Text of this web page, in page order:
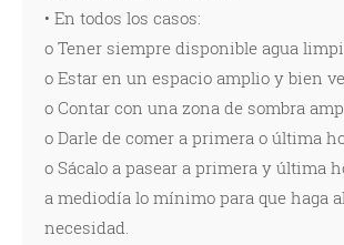
• En todos los casos:
o Tener siempre disponible agua
o Estar en un espacio amplio y bien
o Contar con una zona de sombra
o Darle de comer a primera o última
o Sácalo a pasear a primera y última
a mediodía lo mínimo para que haga
necesidad.